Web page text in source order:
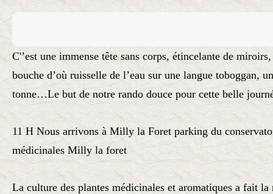
C'’est une immense tête sans corps, étincelante de
bouche d’où ruisselle de l’eau sur une langue toboggan,
tonne…Le but de notre rando douce pour cette belle
11 H Nous arrivons à Milly la Foret parking du
médicinales Milly la foret
La culture des plantes médicinales et aromatiques a fait la